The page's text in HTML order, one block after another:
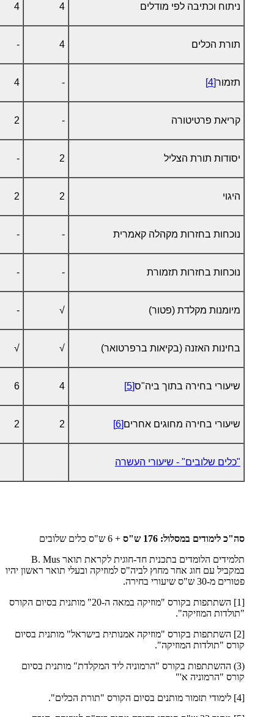
ניתוח וכתיבה לפי מודלים 4
4
תורת הכלים 4
-
תזמור[4]
-
4
קריאת פרטיטורה -
2
יסודות תורת הצליל 2
-
היגוי 2
2
נוכחות בחזרות מקהלה קאמרית -
-
נוכחות בחזרות תזמורת -
-
מיומנות מקלדת (פטור) √
-
בחינות האזנה (בקיאות ברפרטואר) √
√
שיעורי בחירה בתוך ביה"ס[5]
4
6
שיעורי בחירה מחוגים אחרים[6]
2
2
"כלים שלובים" - שיעורי העשרה
סה"כ לימודים במסלול: 176 ש"ס
+ 6 ש"ס כלים שלובים
תלמידים הלומדים בתכנית חד-חוגית לקראת תואר B. Mus
במקביל עם חוג אחר מחוץ לביה"ס למוזיקה ובעלי תואר ראשון יהיו
פטורים מ-30 ש"ס שיעורי בחירה.
[1] השתתפות בקורס "מוזיקה במאה ה-20" מותנית בסיום הקורס
"תולדות המוזיקה".
[2] השתתפות בקורס "מוזיקה אמנותית בישראל" מותנית בסיום
קורס "תולדות המוזיקה".
(3) ההשתתפות בקורס "הרמוניה ליד המקלדת" מותנית בסיום
קורס "הרמוניה א'"
[4] לימודי תזמור מותנים בסיום הקורס "תורת הכלים".